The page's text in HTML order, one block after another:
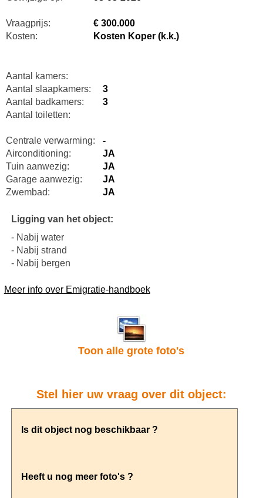
Vraagprijs:
€ 300.000
Kosten:
Kosten Koper (k.k.)
Aantal kamers:
Aantal slaapkamers:
3
Aantal badkamers:
3
Aantal toiletten:
Centrale verwarming:
-
Airconditioning:
JA
Tuin aanwezig:
JA
Garage aanwezig:
JA
Zwembad:
JA
Ligging van het object:
- Nabij water
- Nabij strand
- Nabij bergen
Meer info over Emigratie-handboek
Toon alle grote foto's
Stel hier uw vraag over dit object: